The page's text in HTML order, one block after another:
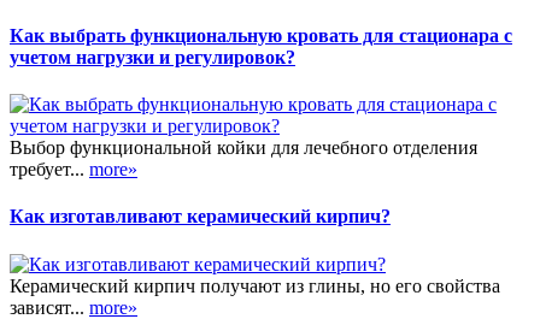
Как выбрать функциональную кровать для стационара с
учетом нагрузки и регулировок?
Выбор функциональной койки для лечебного отделения
требует... more»
Как изготавливают керамический кирпич?
Керамический кирпич получают из глины, но его свойства
зависят... more»